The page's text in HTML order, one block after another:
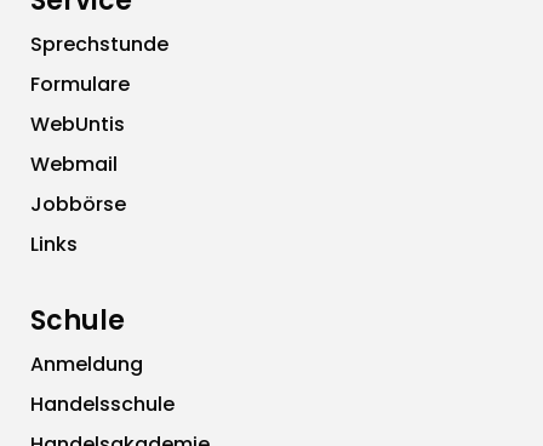
Sprechstunde
Formulare
WebUntis
Webmail
Jobbörse
Links
Schule
Anmeldung
Handelsschule